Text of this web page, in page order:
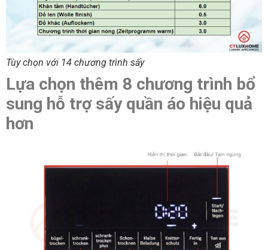
Tiêu thụ
điện
Chiều
dài dây
cấp
145cm
phích
Phích cắm GB
hành
Tùy chọn với 14 chương trình sấy
Lựa chọn thêm 8 chương trình bổ
sung hỗ trợ sấy quần áo hiệu quả
hơn